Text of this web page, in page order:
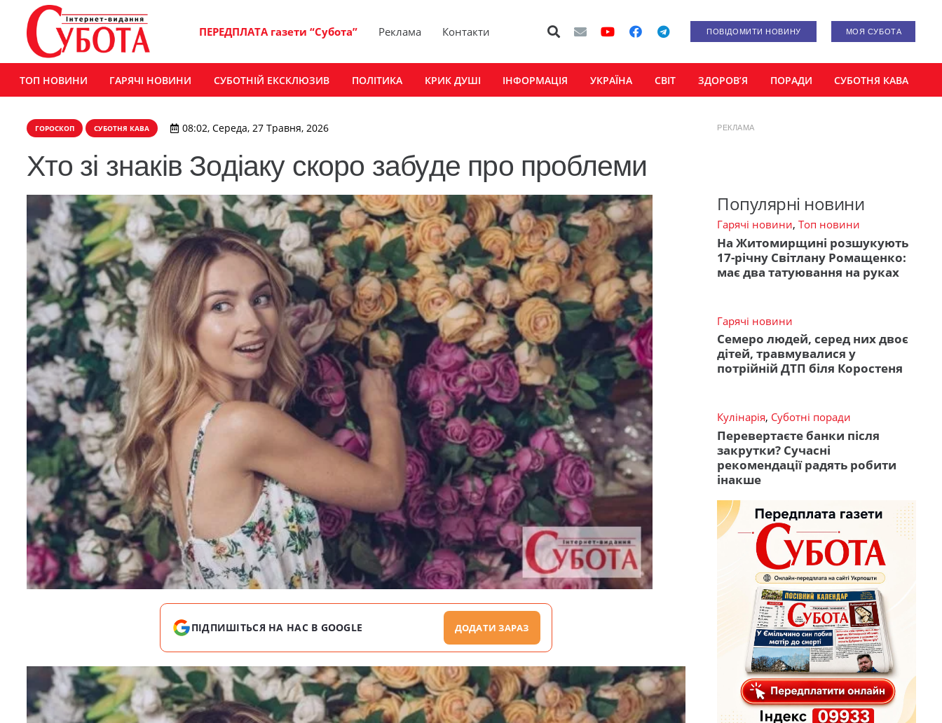
ПЕРЕДПЛАТА газети “Субота” Реклама Контакти ПОВІДОМИТИ НОВИНУ МОЯ СУБОТА
ТОП НОВИНИ ГАРЯЧІ НОВИНИ СУБОТНІЙ ЕКСКЛЮЗИВ ПОЛІТИКА КРИК ДУШІ ІНФОРМАЦІЯ УКРАЇНА СВІТ ЗДОРОВ’Я ПОРАДИ СУБОТНЯ КАВА
ГОРОСКОП СУБОТНЯ КАВА 08:02, Середа, 27 Травня, 2026
Хто зі знаків Зодіаку скоро забуде про проблеми
ПІДПИШІТЬСЯ НА НАС В GOOGLE ДОДАТИ ЗАРАЗ
РЕКЛАМА
Популярні новини
Гарячі новини, Топ новини
На Житомирщині розшукують
17-річну Світлану Ромащенко:
має два татуювання на руках
Гарячі новини
Семеро людей, серед них двоє
дітей, травмувалися у
потрійній ДТП біля Коростеня
Кулінарія, Суботні поради
Перевертаєте банки після
закрутки? Сучасні
рекомендації радять робити
інакше